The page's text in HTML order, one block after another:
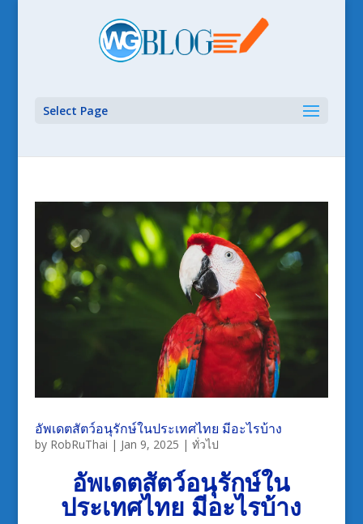
Select Page
อัพเดตสัตว์อนุรักษ์ในประเทศไทย มีอะไรบ้าง
by RobRuThai | Jan 9, 2025 | ทั่วไป
อัพเดตสัตว์อนุรักษ์ใน
ประเทศไทย มีอะไรบ้าง